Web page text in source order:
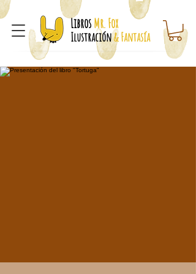
LibrosMr. Fox
Ilustración& Fantasía